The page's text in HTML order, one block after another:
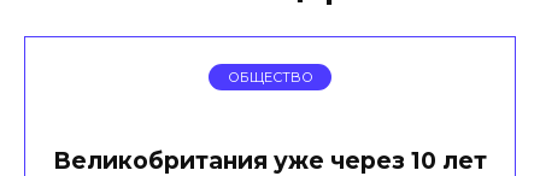
ОБЩЕСТВО
Великобритания уже через 10 лет